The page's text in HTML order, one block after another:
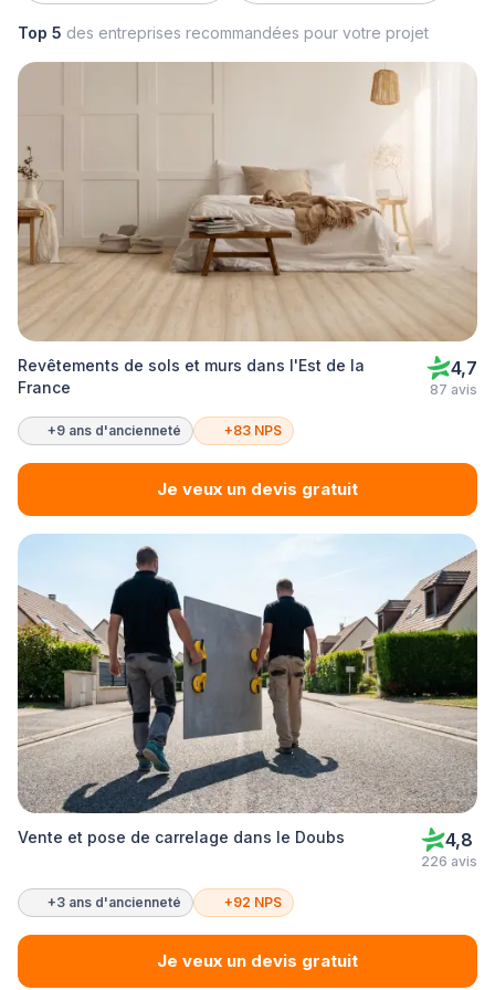
Top 5 des entreprises recommandées pour votre projet
Revêtements de sols et murs dans l'Est de la
France
4,7
87 avis
+9 ans d'ancienneté +83 NPS
Je veux un devis gratuit
Vente et pose de carrelage dans le Doubs 4,8
226 avis
+3 ans d'ancienneté +92 NPS
Je veux un devis gratuit